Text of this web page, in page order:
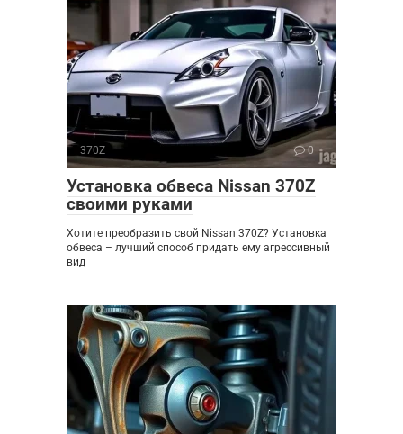
370Z 0
Установка обвеса Nissan 370Z
своими руками
Хотите преобразить свой Nissan 370Z? Установка
обвеса – лучший способ придать ему агрессивный
вид